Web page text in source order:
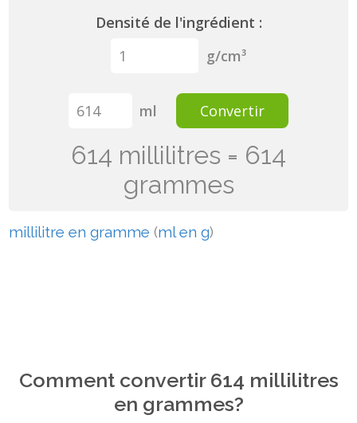
Densité de l'ingrédient :
g/cm³
ml Convertir
614 millilitres = 614
grammes
millilitre en gramme (ml en g)
Comment convertir 614 millilitres
en grammes?